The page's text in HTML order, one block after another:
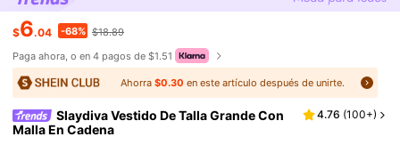
$6.04 -68% $18.89
Paga ahora, o en 4 pagos de $1.51
Ahorra$0.30 en este artículo después de unirte.
Slaydiva Vestido De Talla Grande Con
Malla En Cadena
4.76 (100+)